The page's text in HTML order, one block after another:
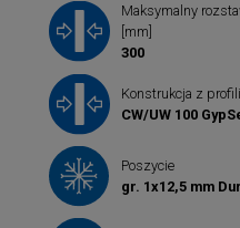
Maksymalny
[mm]
300
Konstrukcja z
CW/UW 100
Poszycie
gr. 1x12,5 mm